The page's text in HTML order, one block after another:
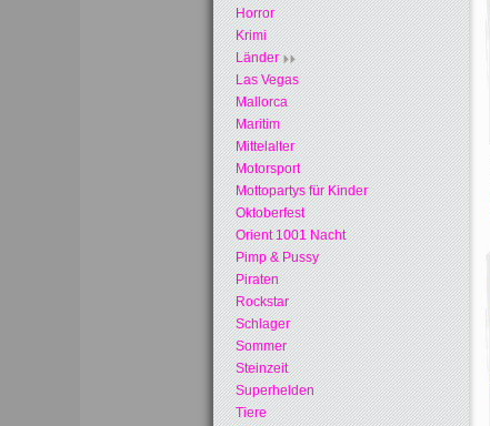
Horror
Krimi
Länder
Las Vegas
Mallorca
Maritim
Mittelalter
Motorsport
Mottopartys für Kinder
Oktoberfest
Orient 1001 Nacht
Pimp & Pussy
Piraten
Rockstar
Schlager
Sommer
Steinzeit
Superhelden
Tiere